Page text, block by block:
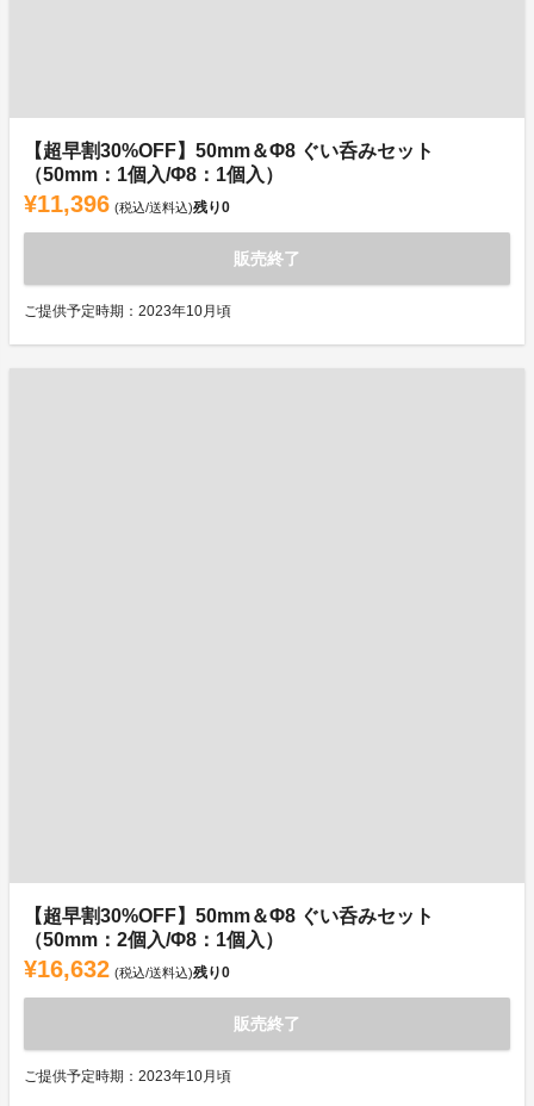
【超早割30%OFF】50mm＆Φ8 ぐい呑みセット
（50mm：1個入/Φ8：1個入）
¥11,396 (税込/送料込)残り0
販売終了
ご提供予定時期：2023年10月頃
【超早割30%OFF】50mm＆Φ8 ぐい呑みセット
（50mm：2個入/Φ8：1個入）
¥16,632 (税込/送料込)残り0
販売終了
ご提供予定時期：2023年10月頃